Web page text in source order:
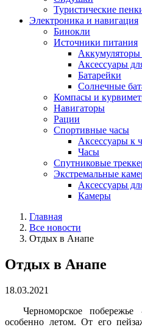
Туристические
Электроника и навигация
Бинокли
Источники питания
Аккумуляторы
Аксессуары
Батарейки
Солнечные
Компасы и
Навигаторы
Рации
Спортивные часы
Аксессуары к
Часы
Спутниковые
Экстремальные
Аксессуары
Камеры
Главная
Все новости
Отдых в Анапе
Отдых в Анапе
18.03.2021
Черноморское
особенно летом. От его